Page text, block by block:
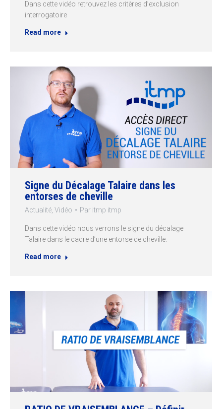
Dans cette vidéo retrouvez les critères d’exclusion
interrogatoire
Read more
Signe du Décalage Talaire dans les
entorses de cheville
Actualité Vidéo Par itmp itmp
Dans cette vidéo nous verrons le signe du décalage
Talaire dans le cadre d’une entorse de cheville.
Read more